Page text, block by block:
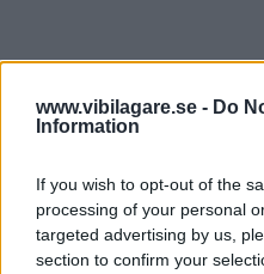
www.vibilagare.se - Do
Information
If you wish to opt-out of the
processing of your personal
targeted advertising by us,
section to confirm your
Läs också
LADDTEST